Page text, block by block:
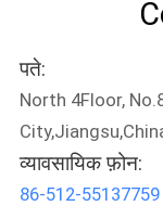
पते:
North 4Floor,
व्यावसायिक फ़ोन:
86-512-55137759